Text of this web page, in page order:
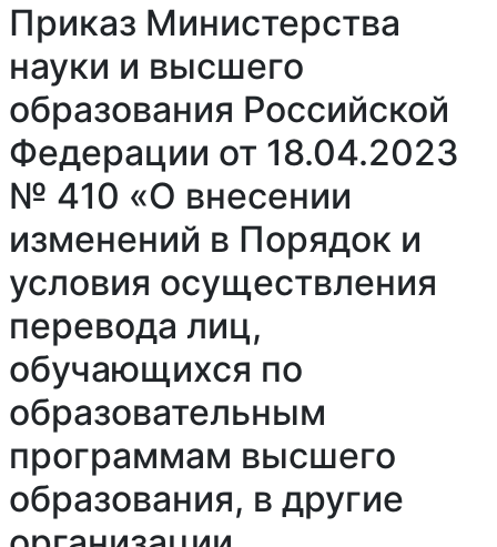
Приказ Министерства
науки и высшего
образования Российской
Федерации от 18.04.2023
№ 410 «О внесении
изменений в Порядок и
условия осуществления
перевода лиц,
обучающихся по
образовательным
программам высшего
образования, в другие